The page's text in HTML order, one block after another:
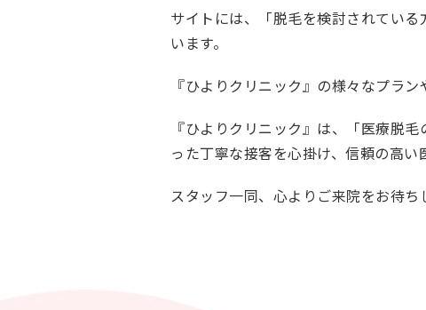
サイトには、「脱毛を検討されてい
います。
『ひよりクリニック』の様々なプラ
『ひよりクリニック』は、「医療脱
った丁寧な接客を心掛け、 信頼の高い
スタッフ一同、心よりご来院をお待ち